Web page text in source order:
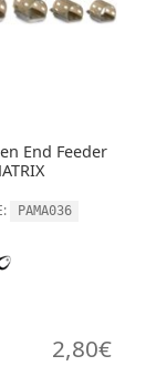
End Feeder
PAMA036
2,80€